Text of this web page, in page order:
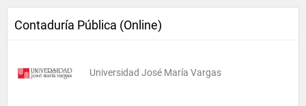
Contaduría Pública (Online)
Universidad José María Vargas